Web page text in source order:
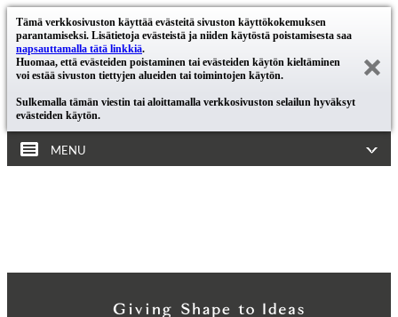
Tämä verkkosivuston käyttää evästeitä sivuston käyttökokemuksen
parantamiseksi. Lisätietoja evästeistä ja niiden käytöstä poistamisesta saa
napsauttamalla tätä linkkiä.
Huomaa, että evästeiden poistaminen tai evästeiden käytön kieltäminen
voi estää sivuston tiettyjen alueiden tai toimintojen käytön.
Sulkemalla tämän viestin tai aloittamalla verkkosivuston selailun hyväksyt
evästeiden käytön.
MENU